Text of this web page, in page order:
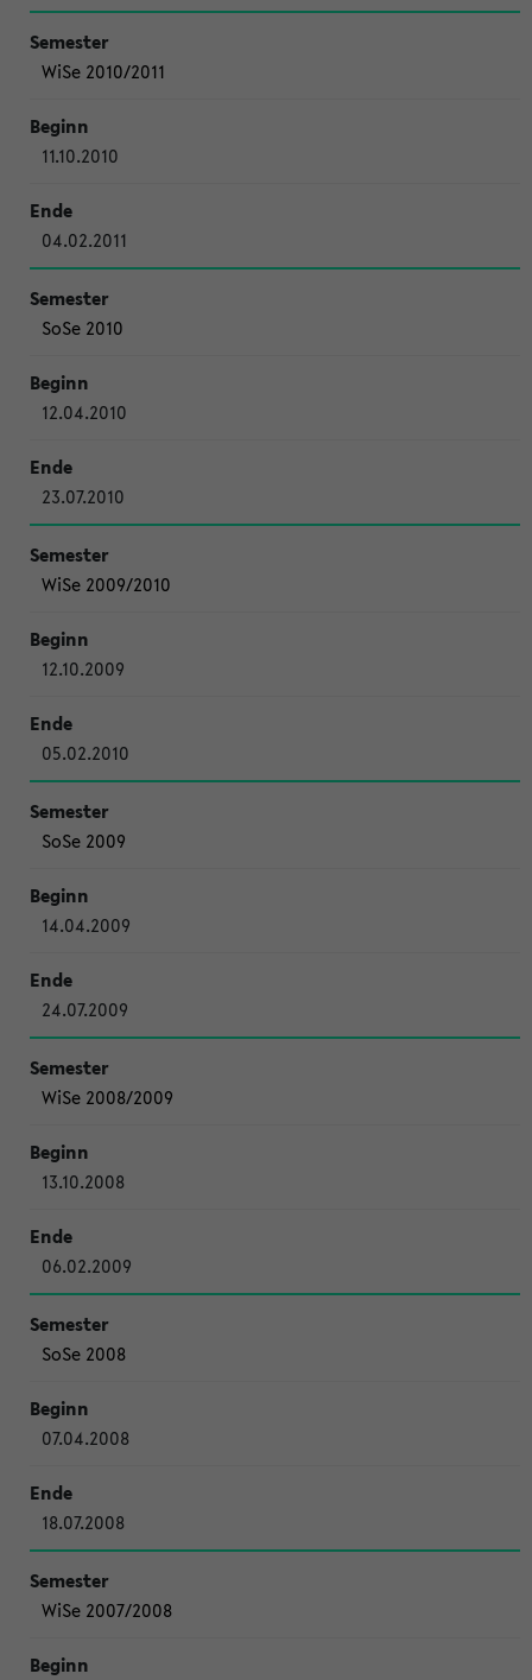
WiSe 2010/2011
11.10.2010
04.02.2011
SoSe 2010
12.04.2010
23.07.2010
WiSe 2009/2010
12.10.2009
05.02.2010
SoSe 2009
14.04.2009
24.07.2009
WiSe 2008/2009
13.10.2008
06.02.2009
SoSe 2008
07.04.2008
18.07.2008
WiSe 2007/2008